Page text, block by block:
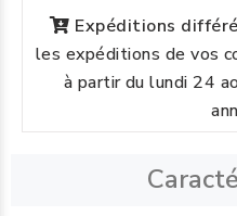
Expéditions
les expéditions de vos
à partir du lundi 24